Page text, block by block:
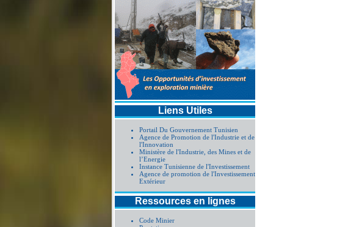
Liens Utiles
Portail Du Gouvernement Tunisien
Agence de Promotion de l'Industrie et de
l'Innovation
Ministère de l'Industrie, des Mines et de
l’Energie
Instance Tunisienne de l'Investissement
Agence de promotion de l'Investissement
Extérieur
Ressources en lignes
Code Minier